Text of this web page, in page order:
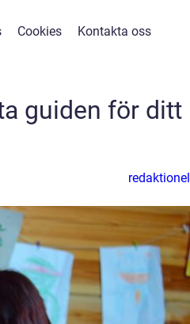
Cookies Kontakta oss
guiden för ditt
redaktionel